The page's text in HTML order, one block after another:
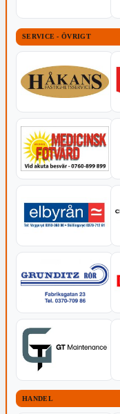
SERVICE - ÖVRIGT
HANDEL